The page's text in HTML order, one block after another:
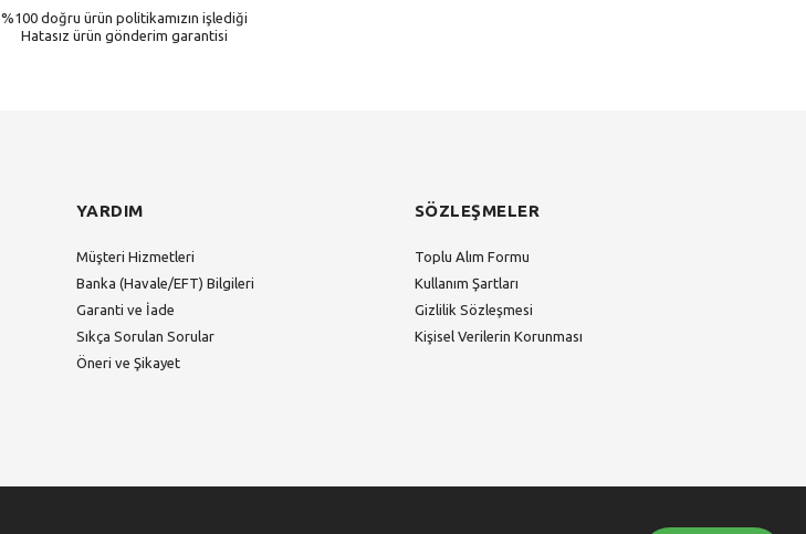
%100 doğru ürün politikamızın işlediği
Hatasız ürün gönderim garantisi
YARDIM
Müşteri Hizmetleri
Banka (Havale/EFT) Bilgileri
Garanti ve İade
Sıkça Sorulan Sorular
Öneri ve Şikayet
SÖZLEŞMELER
Toplu Alım Formu
Kullanım Şartları
Gizlilik Sözleşmesi
Kişisel Verilerin Korunması